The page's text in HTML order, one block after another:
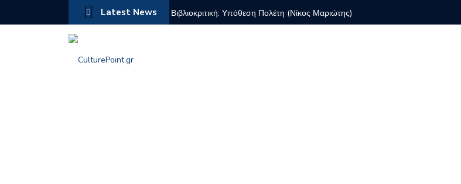
Latest News Βιβλιοκριτική: Υπόθεση Πολέτη (Νίκος Μαριώτης)